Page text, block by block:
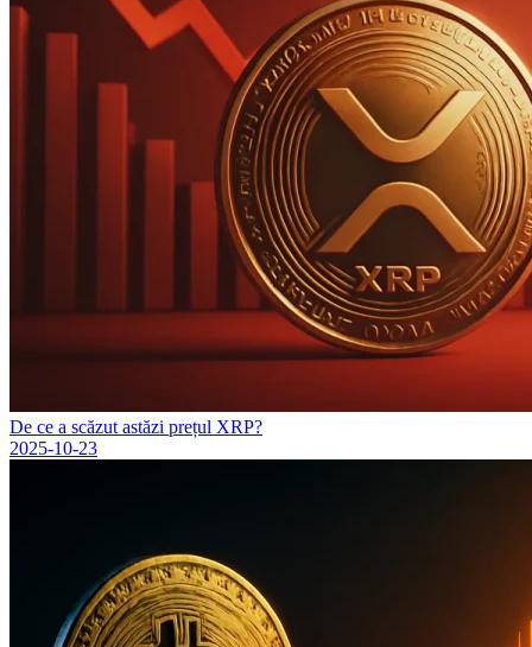
De ce a scăzut astăzi prețul XRP?
2025-10-23